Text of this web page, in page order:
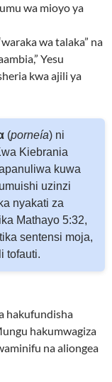
wa mioyo ya
wa talaka” na
Yesu
kwa ajili ya
(porneía) ni
Kiebrania
kuwa
uzinzi
nyakati za
Mathayo 5:32,
sentensi moja,
tofauti.
hakufundisha
hakumwagiza
na aliongea